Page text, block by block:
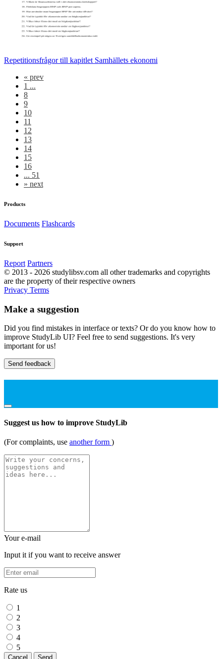
Repetitionsfrågor till kapitlet Samhällets ekonomi
« prev
1 ...
8
9
10
11
12
13
14
15
16
... 51
» next
Products
Documents Flashcards
Support
Report Partners
© 2013 - 2026 studylibsv.com all other trademarks and copyrights
are the property of their respective owners
Privacy Terms
Make a suggestion
Did you find mistakes in interface or texts? Or do you know how to
improve StudyLib UI? Feel free to send suggestions. It's very
important for us!
Send feedback
Suggest us how to improve StudyLib
(For complaints, use another form )
Your e-mail
Input it if you want to receive answer
Rate us
1
2
3
4
5
Cancel Send